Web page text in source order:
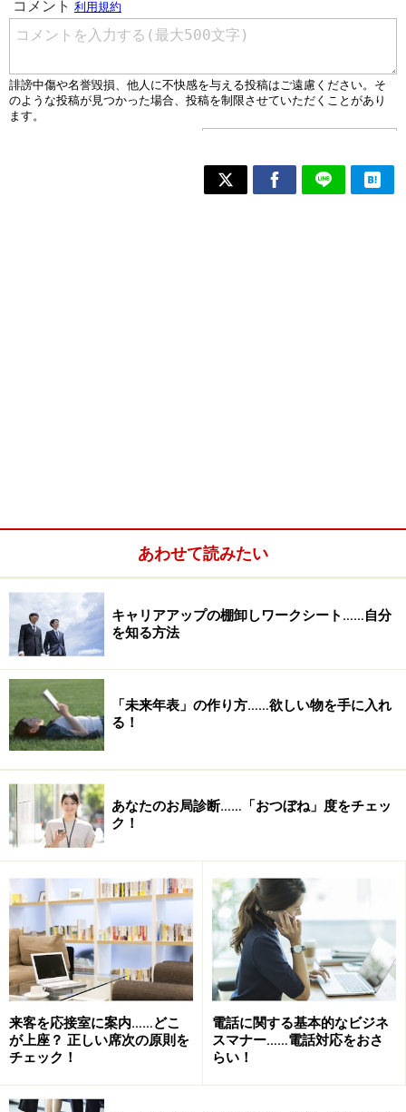
あわせて読みたい
キャリアアップの棚卸しワークシート……自分
を知る方法
「未来年表」の作り方……欲しい物を手に入れ
る！
あなたのお局診断……「おつぼね」度をチェッ
ク！
来客を応接室に案内……どこ
が上座？ 正しい席次の原則を
チェック！
電話に関する基本的なビジネ
スマナー……電話対応をおさ
らい！